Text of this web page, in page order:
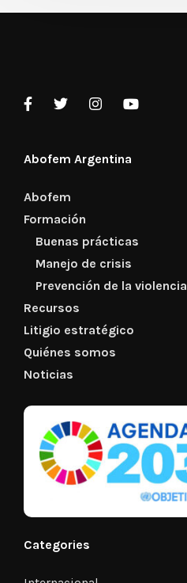
Abofem Argentina
Abofem
Formación
Buenas prácticas
Manejo de crisis
Prevención de la violencia
Recursos
Litigio estratégico
Quiénes somos
Noticias
Categories